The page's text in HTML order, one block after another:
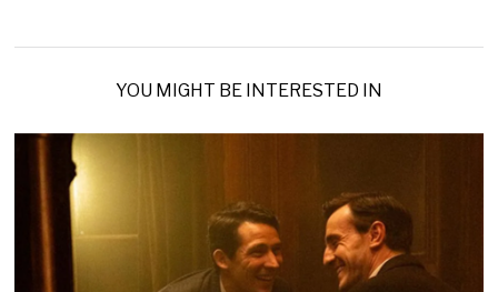
YOU MIGHT BE INTERESTED IN